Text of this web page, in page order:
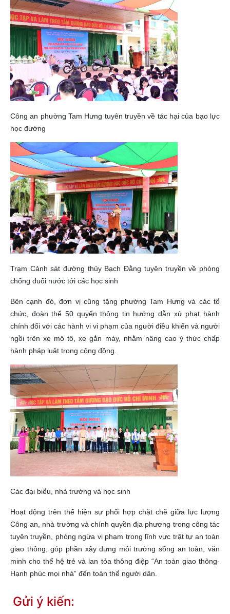
Công an phường Tam Hưng tuyên truyền về tác hại của bạo lực
học đường
Trạm Cảnh sát đường thủy Bạch Đằng tuyên truyền về phòng
chống đuối nước tới các học sinh
Bên cạnh đó, đơn vị cũng tặng phường Tam Hưng và các tổ
chức, đoàn thể 50 quyển thông tin hướng dẫn xử phạt hành
chính đối với các hành vi vi phạm của người điều khiển và người
ngồi trên xe mô tô, xe gắn máy, nhằm nâng cao ý thức chấp
hành pháp luật trong cộng đồng.
Các đại biểu, nhà trường và học sinh
Hoạt động trên thể hiện sự phối hợp chặt chẽ giữa lực lượng
Công an, nhà trường và chính quyền địa phương trong công tác
tuyên truyền, phòng ngừa vi phạm trong lĩnh vực trật tự an toàn
giao thông, góp phần xây dựng môi trường sống an toàn, văn
minh cho thế hệ trẻ và lan tỏa thông điệp “An toàn giao thông-
Hạnh phúc mọi nhà” đến toàn thể người dân.
Gửi ý kiến: